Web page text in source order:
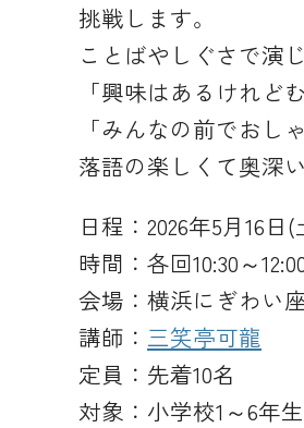
挑戦します。
ことばやしぐさで演
「興味はあるけれ
「みんなの前でおし
落語の楽しくて奥深
日程：2026年5月16
時間：各回10:30～
会場：横浜にぎわい
講師： 三笑亭可龍
定員：先着10名
対象：小学校1～6年